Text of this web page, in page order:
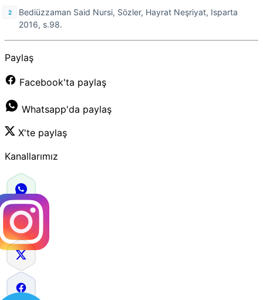
Bediüzzaman Said Nursi, Sözler, Hayrat Neşriyat, Isparta
2016, s.98.
Paylaş
Facebook'ta paylaş
Whatsapp'da paylaş
X'te paylaş
Kanallarımız